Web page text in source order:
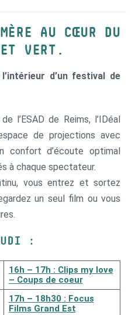
AU CŒUR DU
VERT.
d’un festival de
l’ESAD de Reims, l’IDéal
de projections avec
confort d’écoute optimal
à chaque spectateur.
vous entrez et sortez
un seul film ou vous
:
16h – 17h : Clips my love
– Coups de coeur
17h – 18h30 : Focus
Films Grand Est